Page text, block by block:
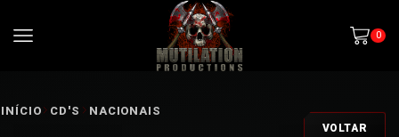
0
INÍCIO CD'S NACIONAIS
VOLTAR